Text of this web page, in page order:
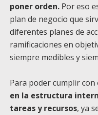
poner orden. Por eso
plan de negocio que
diferentes planes de
ramificaciones en
siempre medibles y
Para poder cumplir
en la estructura
tareas y recursos, ya